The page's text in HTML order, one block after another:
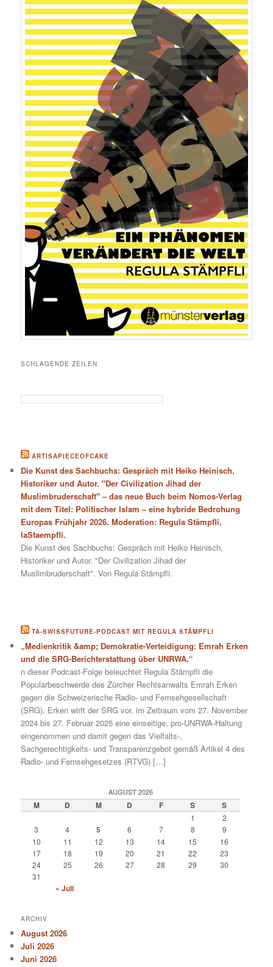
SCHLAGENDE ZEILEN
ARTISAPIECEOFCAKE
Die Kunst des Sachbuchs: Gespräch mit Heiko Heinisch,
Historiker und Autor. "Der Civilization Jihad der
Muslimbruderschaft" – das neue Buch beim Nomos-Verlag
mit dem Titel: Politischer Islam – eine hybride Bedrohung
Europas Frühjahr 2026. Moderation: Regula Stämpfli,
laStaempfli.
Die Kunst des Sachbuchs: Gespräch mit Heiko Heinisch,
Historiker und Autor. "Der Civilization Jihad der
Muslimbruderschaft". Von Regula Stämpfli.
TA-SWISSFUTURE-PODCAST MIT REGULA STÄMPFLI
„Medienkritik &amp; Demokratie-Verteidigung: Emrah Erken
und die SRG-Berichterstattung über UNRWA.“
n dieser Podcast-Folge beleuchtet Regula Stämpfli die
Popularbeschwerde des Zürcher Rechtsanwalts Emrah Erken
gegen die Schweizerische Radio- und Fernsehgesellschaft
(SRG). Erken wirft der SRG vor, im Zeitraum vom 27. November
2024 bis 27. Februar 2025 eine einseitige, pro-UNRWA-Haltung
eingenommen und damit gegen das Vielfalts-,
Sachgerechtigkeits- und Transparenzgebot gemäß Artikel 4 des
Radio- und Fernsehgesetzes (RTVG) […]
AUGUST 2026
M D M D F S S
1
2
3
4 5 6 7 8
9
10
11 12 13 14 15
16
17
18 19 20 21 22
23
24
25 26 27 28 29
30
31
« Juli
ARCHIV
August 2026
Juli 2026
Juni 2026